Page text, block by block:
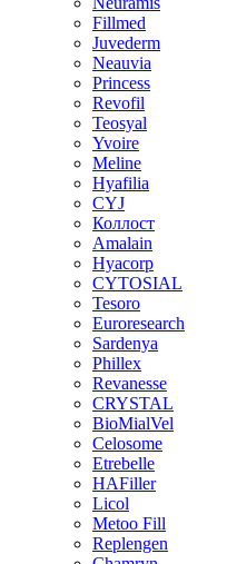
Fillmed
Juvederm
Neauvia
Princess
Revofil
Teosyal
Yvoire
Meline
Hyafilia
CYJ
Коллост
Amalain
Hyacorp
CYTOSIAL
Tesoro
Euroresearch
Sardenya
Phillex
Revanesse
CRYSTAL
BioMialVel
Celosome
Etrebelle
HAFiller
Licol
Metoo Fill
Replengen